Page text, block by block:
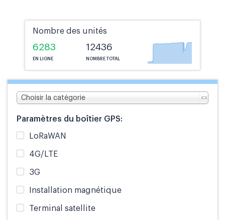
Nombre des unités
6283
EN LIGNE
12436
NOMBRE TOTAL
Choisir la catégorie
Paramètres du boîtier GPS:
LoRaWAN
4G/LTE
3G
Installation magnétique
Terminal satellite